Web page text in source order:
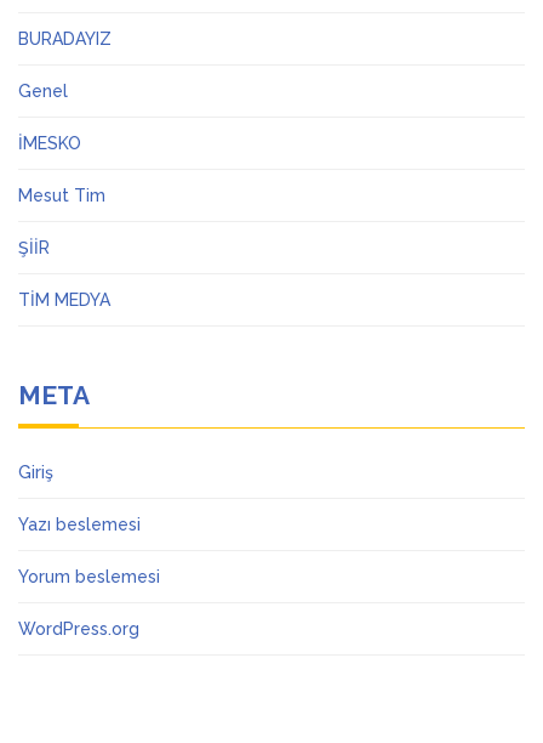
BURADAYIZ
Genel
İMESKO
Mesut Tim
ŞİİR
TİM MEDYA
META
Giriş
Yazı beslemesi
Yorum beslemesi
WordPress.org